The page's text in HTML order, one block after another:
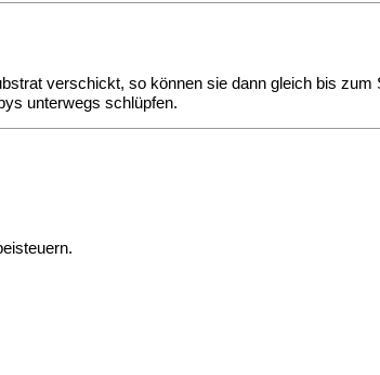
verschickt, so können sie dann gleich bis zum
unterwegs schlüpfen.